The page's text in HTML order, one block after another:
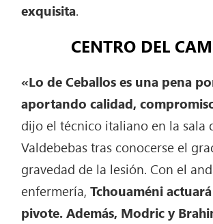
exquisita.
CENTRO DEL
«Lo de Ceballos es una pena
aportando calidad,
dijo el técnico italiano en la sala
Valdebebas tras conocerse el
gravedad de la lesión. Con el
enfermería,Tchouaméni
pivote. Además, Modric y